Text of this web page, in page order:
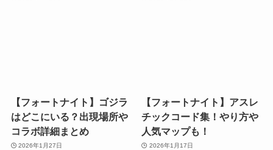
【フォートナイト】ゴジラ
はどこにいる？出現場所や
コラボ詳細まとめ
2026年1月27日
【フォートナイト】アスレ
チックコード集！やり方や
人気マップも！
2026年1月17日